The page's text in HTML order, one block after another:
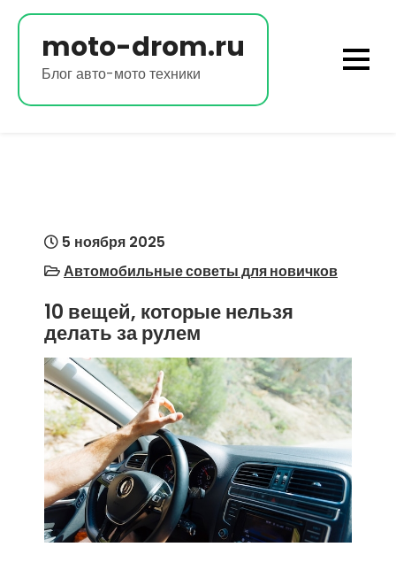
Перейти
содержимомуmoto-drom.ru
Блог авто-мото техники
5 ноября 2025
Автомобильные советы для новичков
10 вещей, которые нельзя
делать за рулем